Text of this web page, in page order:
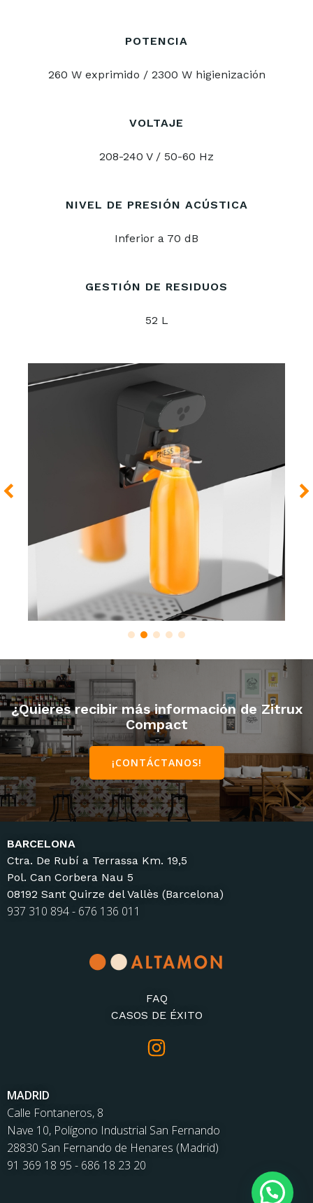
POTENCIA
260 W exprimido / 2300 W higienización
VOLTAJE
208-240 V / 50-60 Hz
NIVEL DE PRESIÓN ACÚSTICA
Inferior a 70 dB
GESTIÓN DE RESIDUOS
52 L
¿Quieres recibir más información de Zitrux
Compact
¡CONTÁCTANOS!
BARCELONA
Ctra. De Rubí a Terrassa Km. 19,5
Pol. Can Corbera Nau 5
08192 Sant Quirze del Vallès (Barcelona)
937 310 894 - 676 136 011
FAQ
CASOS DE ÉXITO
MADRID
Calle Fontaneros, 8
Nave 10, Polígono Industrial San Fernando
28830 San Fernando de Henares (Madrid)
91 369 18 95 - 686 18 23 20